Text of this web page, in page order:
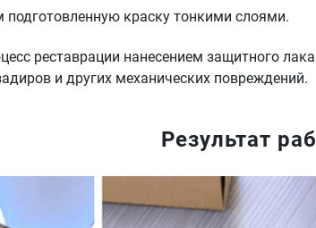
подготовленную краску тонкими слоями.
реставрации нанесением защитного лака
и других механических повреждений.
Результат